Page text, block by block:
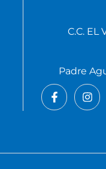
C.C. EL
Padre